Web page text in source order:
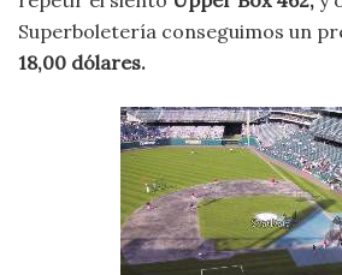
Superboletería conseguimos un
18,00 dólares.